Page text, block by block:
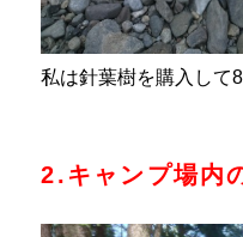
私は針葉樹を購入して
2.キャンプ場内